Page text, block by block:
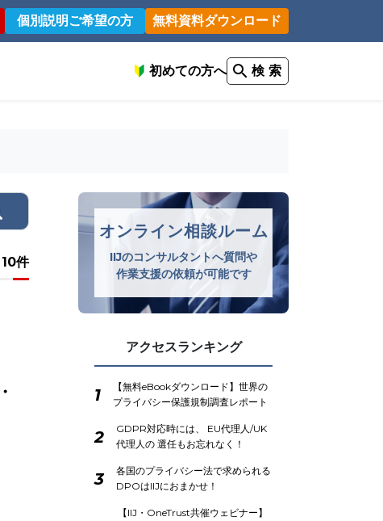
個別説明ご希望の方 無料資料ダウンロード
初めての方へ 検 索
10件
オンライン相談ルーム
IIJのコンサルタントへ質問や
作業支援の依頼が可能です
アクセスランキング
1
【無料eBookダウンロード】世界の
プライバシー保護規制調査レポート
2
GDPR対応時には、 EU代理人/UK
代理人の 選任もお忘れなく！
3
各国のプライバシー法で求められる
DPOはIIJにおまかせ！
【IIJ・OneTrust共催ウェビナー】